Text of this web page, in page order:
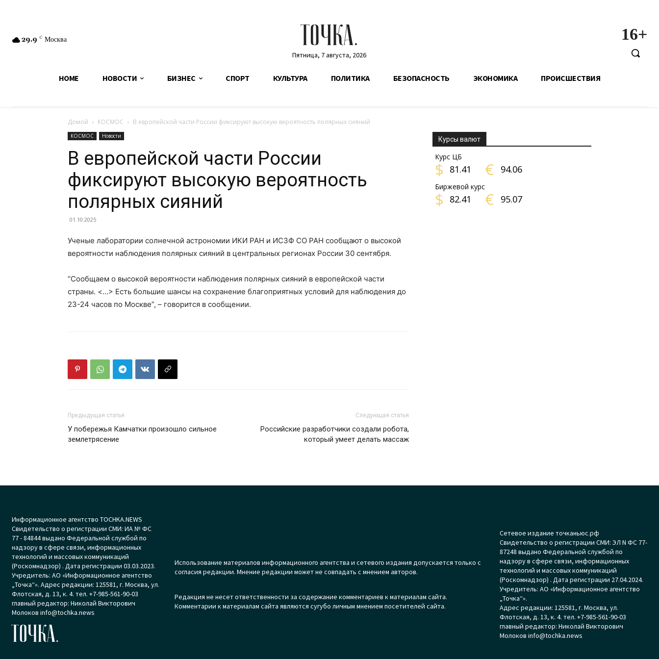
29.9 C Москва ТОЧКА.
Пятница, 7 августа, 2026
16+
HOME НОВОСТИ БИЗНЕС СПОРТ КУЛЬТУРА ПОЛИТИКА БЕЗОПАСНОСТЬ ЭКОНОМИКА ПРОИСШЕСТВИЯ
Домой КОСМОС В европейской части России фиксируют высокую вероятность полярных сияний
КОСМОС Новости
В европейской части России
фиксируют высокую вероятность
полярных сияний
01.10.2025
Ученые лаборатории солнечной астрономии ИКИ РАН и ИСЗФ СО РАН сообщают о высокой
вероятности наблюдения полярных сияний в центральных регионах России 30 сентября.
“Сообщаем о высокой вероятности наблюдения полярных сияний в европейской части
страны. <…> Есть большие шансы на сохранение благоприятных условий для наблюдения до
23-24 часов по Москве”, – говорится в сообщении.
Предыдущая статья
У побережья Камчатки произошло сильное
землетрясение
Следующая статья
Российские разработчики создали робота,
который умеет делать массаж
Курсы валют
Курс ЦБ
$ 81.41 € 94.06
Биржевой курс
$ 82.41 € 95.07
Информационное агентство TOCHKA.NEWS
Свидетельство о регистрации СМИ: ИА № ФС
77 - 84844 выдано Федеральной службой по
надзору в сфере связи, информационных
технологий и массовых коммуникаций
(Роскомнадзор) . Дата регистрации 03.03.2023.
Учредитель: АО «Информационное агентство
„Точка“». Адрес редакции: 125581, г. Москва, ул.
Флотская, д. 13, к. 4. тел. +7-985-561-90-03
главный редактор: Николай Викторович
Молоков info@tochka.news
ТОЧКА.
Использование материалов информационного агентства и сетевого издания допускается только с
согласия редакции. Мнение редакции может не совпадать с мнением авторов.
Редакция не несет ответственности за содержание комментариев к материалам сайта.
Комментарии к материалам сайта являются сугубо личным мнением посетителей сайта.
Сетевое издание точканьюс.рф
Свидетельство о регистрации СМИ: ЭЛ N ФС 77-
87248 выдано Федеральной службой по
надзору в сфере связи, информационных
технологий и массовых коммуникаций
(Роскомнадзор) . Дата регистрации 27.04.2024.
Учредитель: АО «Информационное агентство
„Точка“».
Адрес редакции: 125581, г. Москва, ул.
Флотская, д. 13, к. 4. тел. +7-985-561-90-03
главный редактор: Николай Викторович
Молоков info@tochka.news